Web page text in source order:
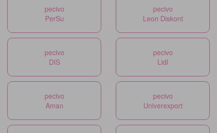
pecivo
PerSu
pecivo
Leon Diskont
pecivo
DIS
pecivo
Lidl
pecivo
Aman
pecivo
Univerexport